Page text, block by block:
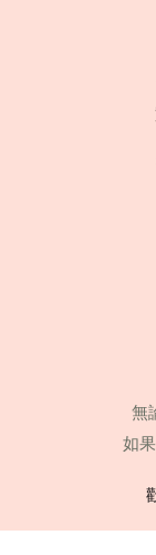
無
如